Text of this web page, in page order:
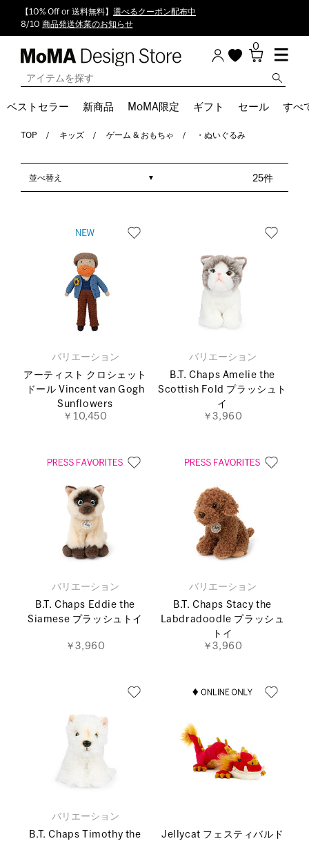
【10% Off or 送料無料】 選べるクーポン配布中
8/10 商品発送休業のお知らせ
0
ベストセラー 新商品 MoMA限定 ギフト セール すべ
TOP キッズ ゲーム & おもちゃ ・ぬいぐるみ
25件
並べ替え
バリエーション
アーティスト クロシェット
ドール Vincent van Gogh
Sunflowers
￥10,450
バリエーション
B.T. Chaps Amelie the
Scottish Fold プラッシュト
イ
￥3,960
バリエーション
B.T. Chaps Eddie the
Siamese プラッシュトイ
￥3,960
バリエーション
B.T. Chaps Stacy the
Labdradoodle プラッシュ
トイ
￥3,960
バリエーション
B.T. Chaps Timothy the
Jellycat フェスティバルド